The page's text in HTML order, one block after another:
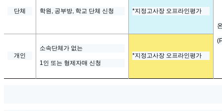
단체 학원 , 공부방, 학교 단체 신청 *지정고사장 오프라인평가
개인
소속단체가 없는
1인 또는 형제자매 신청
*지정고사장 오프라인평가